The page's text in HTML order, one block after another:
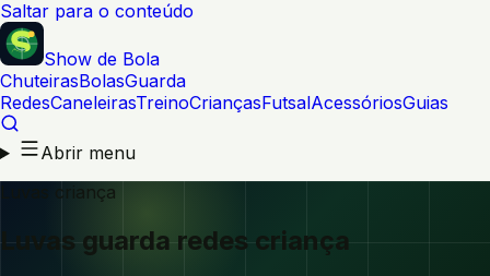
Saltar para o conteúdo
Show de Bola
ChuteirasBolasGuarda
RedesCaneleirasTreinoCriançasFutsalAcessóriosGuias
Abrir menu
Luvas criança
Luvas guarda redes criança